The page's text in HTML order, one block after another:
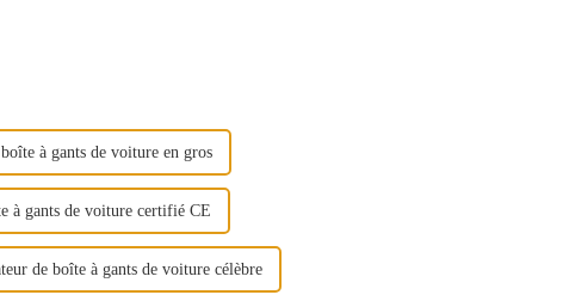
à gants de voiture en gros
à gants de voiture certifié CE
de boîte à gants de voiture célèbre